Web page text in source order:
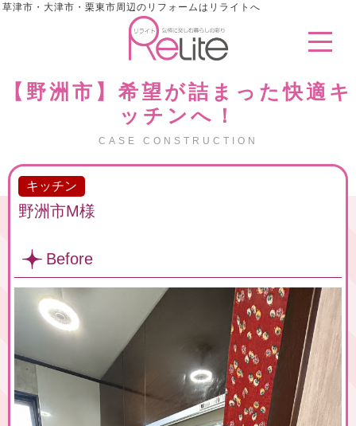
草津市・大津市・栗東市周辺のリフォームはリライトへ
【野洲市】希望が詰まった快適キ
ッチンへ！
CASE CONSTRUCTION
キッチン
野洲市M様
Before